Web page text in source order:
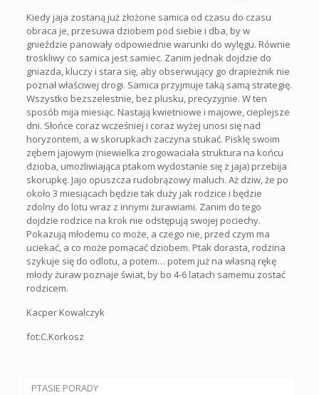
Kiedy jaja zostaną już złożone samica od czasu do czasu
obraca je, przesuwa dziobem pod siebie i dba, by w
gnieździe panowały odpowiednie warunki do wylęgu. Równie
troskliwy co samica jest samiec. Zanim jednak dojdzie do
gniazda, kluczy i stara się, aby obserwujący go drapieżnik nie
poznał właściwej drogi. Samica przyjmuje taką samą strategię.
Wszystko bezszelestnie, bez plusku, precyzyjnie. W ten
sposób mija miesiąc. Nastają kwietniowe i majowe, cieplejsze
dni. Słońce coraz wcześniej i coraz wyżej unosi się nad
horyzontem, a w skorupkach zaczyna stukać. Pisklę swoim
zębem jajowym (niewielka zrogowaciała struktura na końcu
dzioba, umożliwiająca ptakom wydostanie się z jaja) przebija
skorupkę. Jajo opuszcza rudobrązowy maluch. Aż dziw, że po
około 3 miesiącach będzie tak duży jak rodzice i będzie
zdolny do lotu wraz z innymi żurawiami. Zanim do tego
dojdzie rodzice na krok nie odstępują swojej pociechy.
Pokazują młodemu co może, a czego nie, przed czym ma
uciekać, a co może pomacać dziobem. Ptak dorasta, rodzina
szykuje się do odlotu, a potem… potem już na własną rękę
młody żuraw poznaje świat, by bo 4-6 latach samemu zostać
rodzicem.
Kacper Kowalczyk
fot:C.Korkosz
PTASIE PORADY